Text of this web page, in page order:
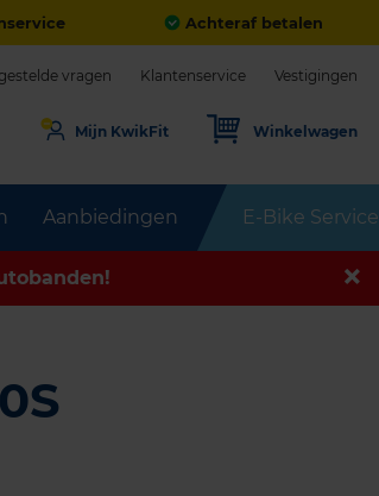
Achteraf betalen
Aanbiedingen E-Bike Service
vragen Klantenservice Vestigingen
Mijn KwikFit Winkelwagen